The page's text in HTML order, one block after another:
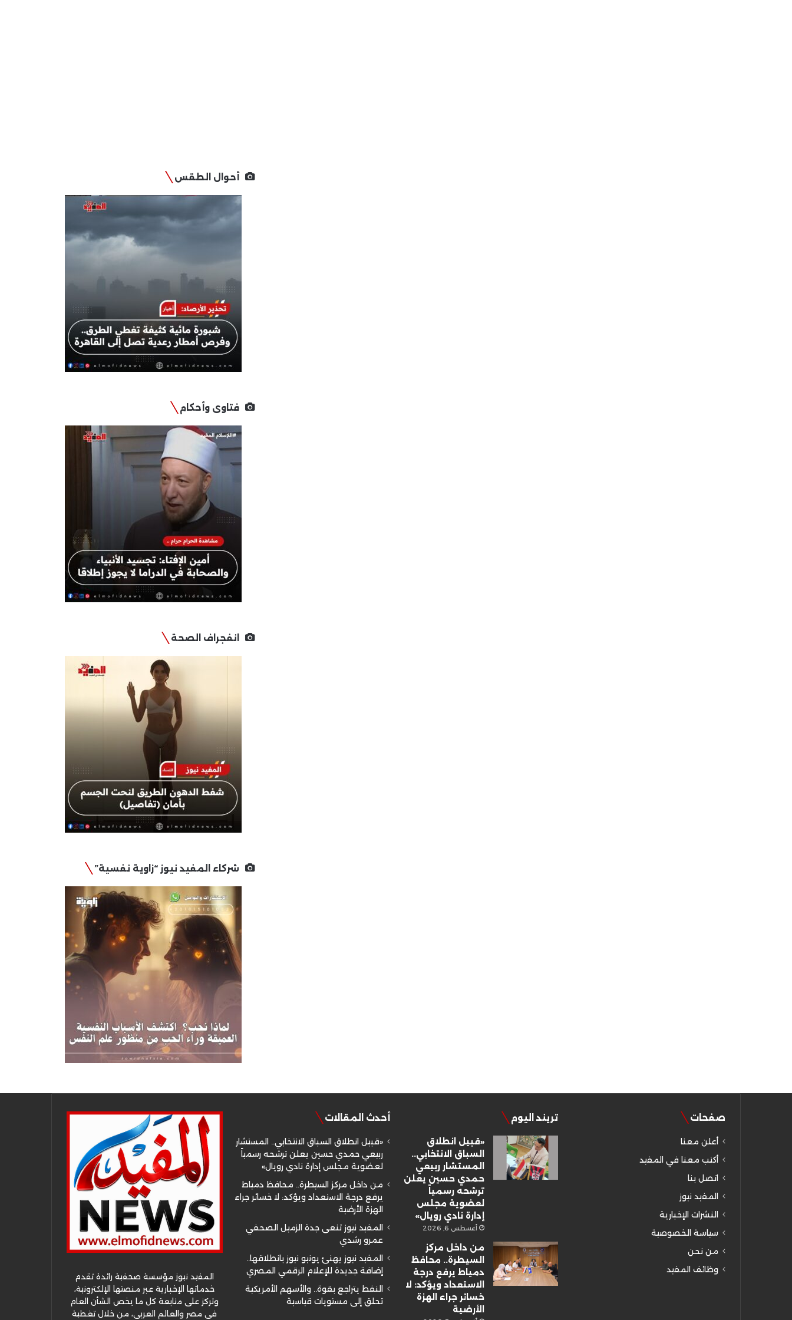
أحوال الطقس
فتاوى وأحكام
انفجراف الصحة
شركاء المفيد نيوز “زاوية نفسية”
صفحات
أعلن معنا
أكتب معنا في المفيد
اتصل بنا
المفيد نيوز
النشرات الإخبارية
سياسة الخصوصية
من نحن
وظائف المفيد
تريند اليوم
«قبيل انطلاق
السباق الانتخابي..
المستشار ربيعي
حمدي حسين يعلن
ترشحه رسمياً
لعضوية مجلس
إدارة نادي رويال»
أغسطس 6, 2026
من داخل مركز
السيطرة.. محافظ
دمياط يرفع درجة
الاستعداد ويؤكد: لا
خسائر جراء الهزة
الأرضية
أحدث المقالات
«قبيل انطلاق السباق الانتخابي.. المستشار
ربيعي حمدي حسين يعلن ترشحه رسمياً
لعضوية مجلس إدارة نادي رويال»
من داخل مركز السيطرة.. محافظ دمياط
يرفع درجة الاستعداد ويؤكد: لا خسائر جراء
الهزة الأرضية
المفيد نيوز تنعى جدة الزميل الصحفي
عمرو رشدي
المفيد نيوز يهنئ يونيو نيوز بانطلاقها..
إضافة جديدة للإعلام الرقمي المصري
النفط يتراجع بقوة.. والأسهم الأمريكية
تحلق إلى مستويات قياسية
المفيد نيوز مؤسسة صحفية رائدة تقدم
خدماتها الإخبارية عبر منصتها الإلكترونية،
وتركز على متابعة كل ما يخص الشأن العام
في مصر والعالم العربي، من خلال تغطية